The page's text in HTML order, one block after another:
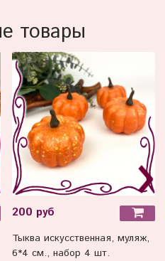
товары
200 руб
Тыква искусственная, муляж,
6*4 см., набор 4 шт.